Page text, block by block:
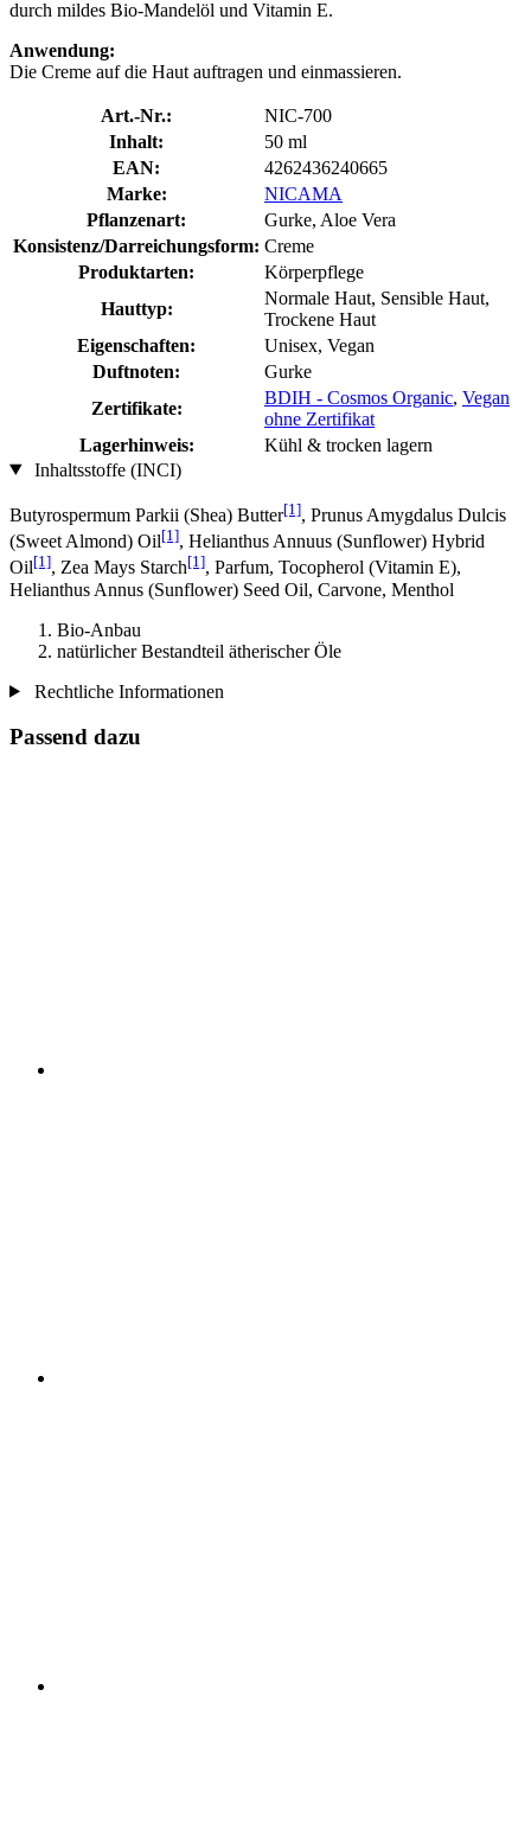
durch mildes Bio-Mandelöl und Vitamin E.
Anwendung:
Die Creme auf die Haut auftragen und einmassieren.
Art.-Nr.:
NIC-700
Inhalt:
50 ml
EAN:
4262436240665
Marke:
NICAMA
Pflanzenart:
Gurke, Aloe Vera
Konsistenz/Darreichungsform: Creme
Produktarten:
Körperpflege
Hauttyp:
Normale Haut, Sensible Haut,
Trockene Haut
Eigenschaften:
Unisex, Vegan
Duftnoten:
Gurke
Zertifikate:
BDIH - Cosmos Organic, Vegan
ohne Zertifikat
Lagerhinweis:
Kühl & trocken lagern
Inhaltsstoffe (INCI)
Butyrospermum Parkii (Shea) Butter[1], Prunus Amygdalus Dulcis
(Sweet Almond) Oil[1], Helianthus Annuus (Sunflower) Hybrid
Oil[1], Zea Mays Starch[1], Parfum, Tocopherol (Vitamin E),
Helianthus Annus (Sunflower) Seed Oil, Carvone, Menthol
Bio-Anbau
natürlicher Bestandteil ätherischer Öle
Rechtliche Informationen
Passend dazu